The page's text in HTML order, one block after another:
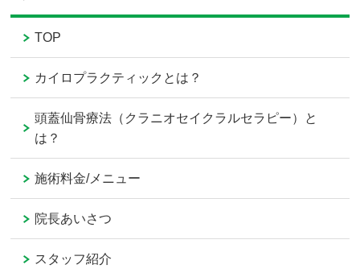
TOP
カイロプラクティックとは？
頭蓋仙骨療法（クラニオセイクラルセラピー）と
は？
施術料金/メニュー
院長あいさつ
スタッフ紹介